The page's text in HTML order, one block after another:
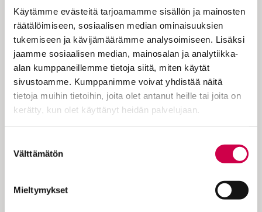
Käytämme evästeitä tarjoamamme sisällön ja mainosten
räätälöimiseen, sosiaalisen median ominaisuuksien
tukemiseen ja kävijämäärämme analysoimiseen. Lisäksi
jaamme sosiaalisen median, mainosalan ja analytiikka-
alan kumppaneillemme tietoja siitä, miten käytät
sivustoamme. Kumppanimme voivat yhdistää näitä
tietoja muihin tietoihin, joita olet antanut heille tai joita on
kerätty, kun olet käyttänyt heidän palvelujaan.
valinta
Välttämätön
Mieltymykset
Se alkaa katsomisesta.
Meidän ei tarvitse kantaa Jumalan
mainetta pienillä harteillamme.
Sanan numerossa 9 luontokartoittaja
Pullikatsoo lintuja, kasveja ja maisemaa.
raportoitavaa todellisuutta, vaan myös
syytä varjella.